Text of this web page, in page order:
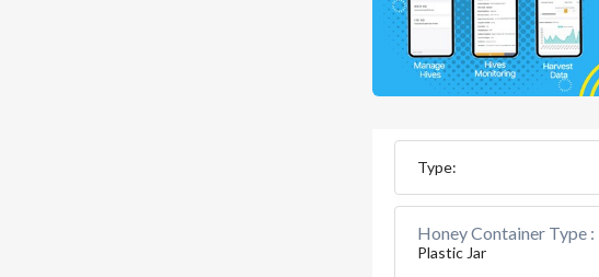
Type:
Honey Container Type :
Plastic Jar